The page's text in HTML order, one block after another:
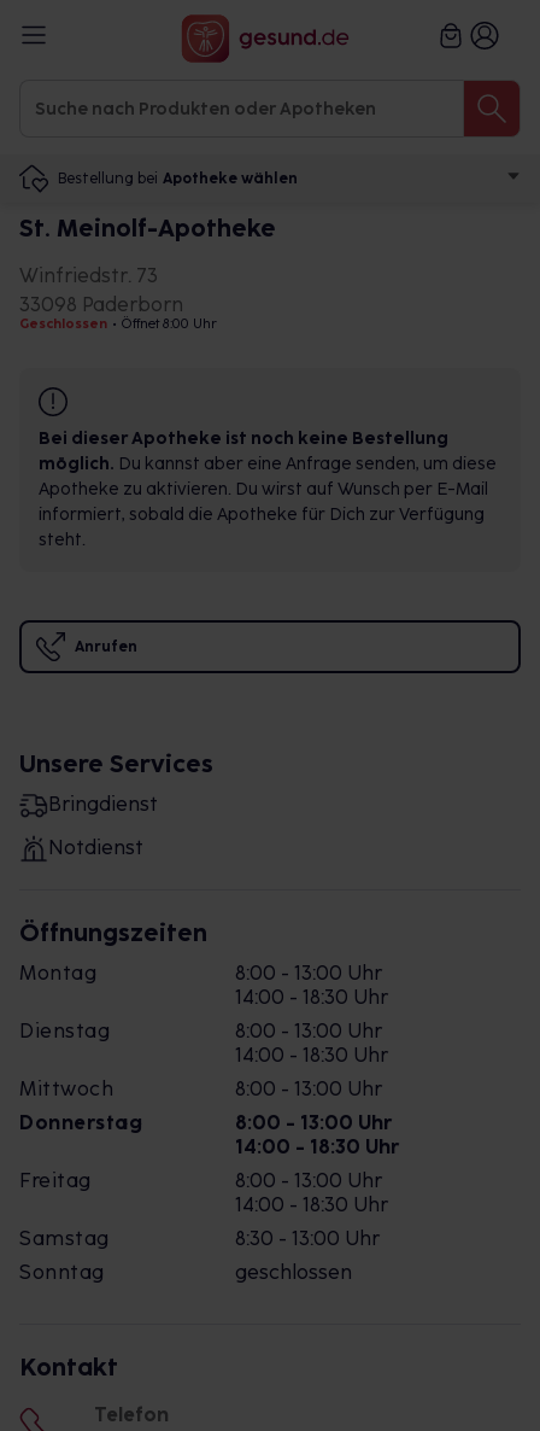
Bestellung bei Apotheke wählen
St. Meinolf-Apotheke
Winfriedstr. 73
33098 Paderborn
Geschlossen • Öffnet 8:00 Uhr
Bei dieser Apotheke ist noch keine Bestellung
möglich. Du kannst aber eine Anfrage senden, um diese
Apotheke zu aktivieren. Du wirst auf Wunsch per E-Mail
informiert, sobald die Apotheke für Dich zur Verfügung
steht.
Anrufen
Unsere Services
Bringdienst
Notdienst
Öffnungszeiten
Montag
8:00 - 13:00 Uhr
14:00 - 18:30 Uhr
Dienstag
8:00 - 13:00 Uhr
14:00 - 18:30 Uhr
Mittwoch
8:00 - 13:00 Uhr
Donnerstag
8:00 - 13:00 Uhr
14:00 - 18:30 Uhr
Freitag
8:00 - 13:00 Uhr
14:00 - 18:30 Uhr
Samstag
8:30 - 13:00 Uhr
Sonntag
geschlossen
Kontakt
Telefon